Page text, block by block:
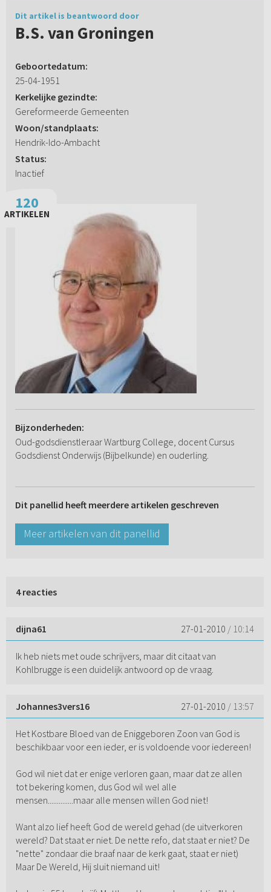
Dit artikel is beantwoord door
B.S. van Groningen
Geboortedatum:
25-04-1951
Kerkelijke gezindte:
Gereformeerde Gemeenten
Woon/standplaats:
Hendrik-Ido-Ambacht
Status:
Inactief
120
ARTIKELEN
Bijzonderheden:
Oud-godsdienstleraar Wartburg College, docent Cursus
Godsdienst Onderwijs (Bijbelkunde) en ouderling.
Dit panellid heeft meerdere artikelen geschreven
Meer artikelen van dit panellid
4 reacties
dijna61 27-01-2010 / 10:14
Ik heb niets met oude schrijvers, maar dit citaat van
Kohlbrugge is een duidelijk antwoord op de vraag.
Johannes3vers16 27-01-2010 / 13:57
Het Kostbare Bloed van de Eniggeboren Zoon van God is
beschikbaar voor een ieder, er is voldoende voor iedereen!
God wil niet dat er enige verloren gaan, maar dat ze allen
tot bekering komen, dus God wil wel alle
mensen..............maar alle mensen willen God niet!
Want alzo lief heeft God de wereld gehad (de uitverkoren
wereld? Dat staat er niet. De nette refo, dat staat er niet? De
"nette" zondaar die braaf naar de kerk gaat, staat er niet)
Maar De Wereld, Hij sluit niemand uit!